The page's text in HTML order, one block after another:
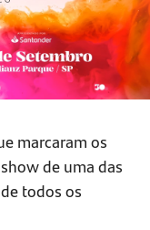
marcaram os
de uma das
todos os